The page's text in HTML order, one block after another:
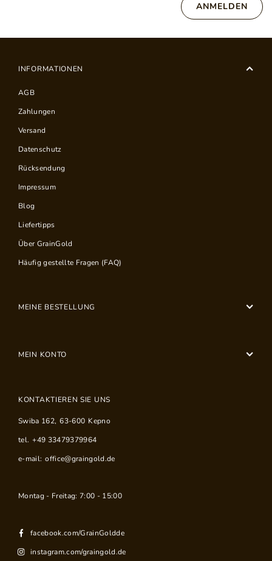
ANMELDEN
INFORMATIONEN
AGB
Zahlungen
Versand
Datenschutz
Rücksendung
Impressum
Blog
Liefertipps
Über GrainGold
Häufig gestellte Fragen (FAQ)
MEINE BESTELLUNG
MEIN KONTO
KONTAKTIEREN SIE UNS
Swiba 162, 63-600 Kepno
tel. +49 33479379964
e-mail: office@graingold.de
Montag - Freitag: 7:00 - 15:00
facebook.com/GrainGoldde
instagram.com/graingold.de